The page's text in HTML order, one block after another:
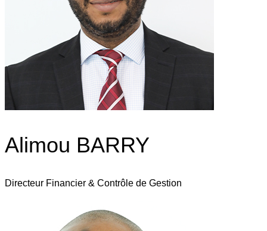
Alimou BARRY
Directeur Financier & Contrôle de Gestion